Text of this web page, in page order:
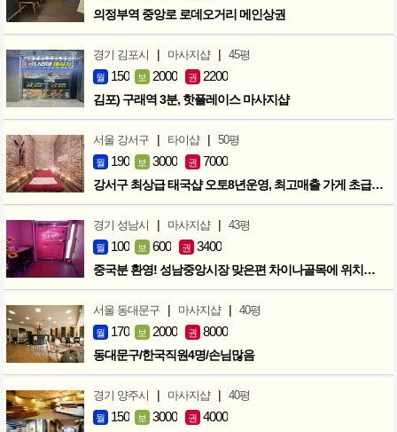
의정부역 중앙로 로데오거리 메인상권
경기 김포시 | 마사지샵 | 45평
월 150 보 2000 권 2200
김포) 구래역 3분, 핫플레이스 마사지샵
서울 강서구 | 타이샵 | 50평
월 190 보 3000 권 7000
강서구 최상급 태국샵 오토8년운영, 최고매출 가게 초급매!!!
경기 성남시 | 마사지샵 | 43평
월 100 보 600 권 3400
중국분 환영! 성남중앙시장 맞은편 차이나골목에 위치한 마사지샵
서울 동대문구 | 마사지샵 | 40평
월 170 보 2000 권 8000
동대문구/한국직원4명/손님많음
경기 양주시 | 마사지샵 | 40평
월 150 보 3000 권 4000